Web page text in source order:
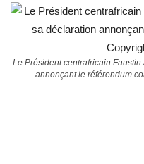
Le Président centrafricain
annonçant le référendum